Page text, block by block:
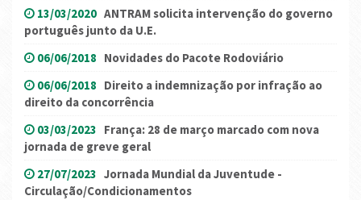
13/03/2020 ANTRAM solicita intervenção do governo
português junto da U.E.
06/06/2018 Novidades do Pacote Rodoviário
06/06/2018 Direito a indemnização por infração ao
direito da concorrência
03/03/2023 França: 28 de março marcado com nova
jornada de greve geral
27/07/2023 Jornada Mundial da Juventude -
Circulação/Condicionamentos